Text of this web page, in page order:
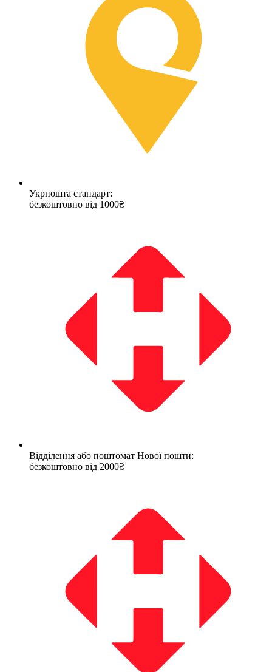
Укрпошта стандарт:
безкоштовно від 1000₴
Відділення або поштомат Нової пошти:
безкоштовно від 2000₴